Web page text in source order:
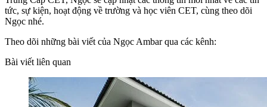
tức, sự kiện, hoạt động về trường và học viên CET, cùng theo dõi
Ngọc nhé.
Theo dõi những bài viết của Ngọc Ambar qua các kênh:
Bài viết liên quan